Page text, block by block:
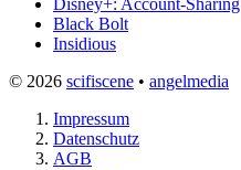
Black Bolt
Insidious
© 2026 scifiscene • angelmedia
Impressum
Datenschutz
AGB